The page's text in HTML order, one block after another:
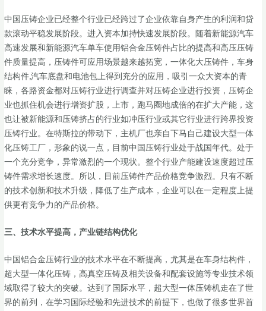
中国压铸企业已经整个行业已经跨过了企业依靠自身产生的利润和贷
款滚动平稳发展阶段。进入资本加持快速发展阶段。随着新能源汽车
高速发展和新能源汽车单车使用铝合金压铸件占比的提高和高压压铸
件质量提高，压铸件可应用场景越来越拓宽，一体化大压铸件，车身
结构件,汽车底盘和电池包上得到充分的应用，吸引一众大资本的青
睐，各路资金都对压铸行业进行调查并对压铸企业进行投资，压铸企
业也抓住机会进行增资扩股，上市，跑马圈地成倍的在扩大产能，这
也让被新能源和压铸挤占的行业如冲压行业或其它行业进行跨界投资
压铸行业。在特斯拉的带动下，主机厂也亲自下马自己建设大型一体
化压铸工厂，形象的说一点，目前中国压铸行业处于战国年代。处于
一个充分竞争，异常激烈的一个现状。整个行业产能建设速度超过压
铸件需求增长速度。所以，目前压铸件产品价格竞争激烈。只有不断
的技术创新和技术升级，降低了生产成本，企业可以在一定程度上提
供更有竞争力的产品价格。
三、技术水平提高，产业链结构优化
中国铝合金压铸行业的技术水平在不断提高，尤其是在车身结构件，
超大型一体化压铸，高真空压铸及相关设备和配套设施等专业技术领
域取得了较大的突破。达到了国际水平，超大型一体压铸机走在了世
界的前列，在学习国际经验和先进技术的前提下，也做了很多世界首